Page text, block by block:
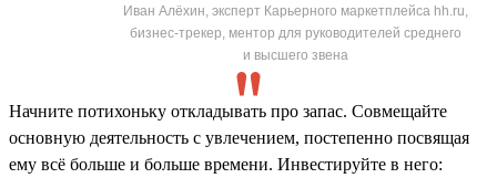
Иван Алёхин, эксперт Карьерного маркетплейса hh.ru,
бизнес-трекер, ментор для руководителей среднего
и высшего звена
Начните потихоньку откладывать про запас. Совмещайте
основную деятельность с увлечением, постепенно посвящая
ему всё больше и больше времени. Инвестируйте в него: